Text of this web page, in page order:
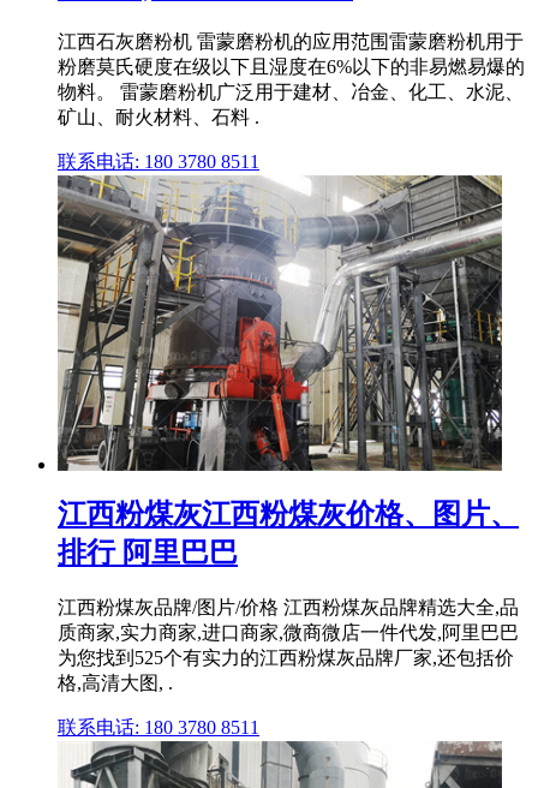
江西石灰磨粉机 雷蒙磨粉机的应用范围雷蒙磨粉机用于
粉磨莫氏硬度在级以下且湿度在6%以下的非易燃易爆的
物料。 雷蒙磨粉机广泛用于建材、冶金、化工、水泥、
矿山、耐火材料、石料 .
联系电话: 180 3780 8511
江西粉煤灰江西粉煤灰价格、图片、
排行 阿里巴巴
江西粉煤灰品牌/图片/价格 江西粉煤灰品牌精选大全,品
质商家,实力商家,进口商家,微商微店一件代发,阿里巴巴
为您找到525个有实力的江西粉煤灰品牌厂家,还包括价
格,高清大图, .
联系电话: 180 3780 8511